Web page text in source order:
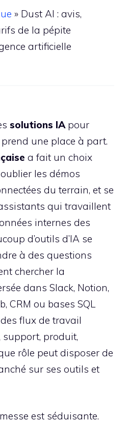
» Dust AI : avis,
de la pépite
artificielle
solutions IA pour
prend une place à part.
a fait un choix
les démos
du terrain, et se
qui travaillent
internes des
d’outils d’IA se
à des questions
chercher la
dans Slack, Notion,
CRM ou bases SQL
flux de travail
support, produit,
rôle peut disposer de
sur ses outils et
est séduisante.